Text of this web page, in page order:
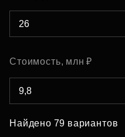
Стоимость, млн ₽
Найдено 79 вариантов